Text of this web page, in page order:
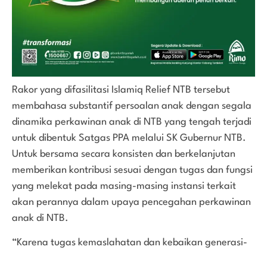
Rakor yang difasilitasi Islamiq Relief NTB tersebut
membahasa substantif persoalan anak dengan segala
dinamika perkawinan anak di NTB yang tengah terjadi
untuk dibentuk Satgas PPA melalui SK Gubernur NTB.
Untuk bersama secara konsisten dan berkelanjutan
memberikan kontribusi sesuai dengan tugas dan fungsi
yang melekat pada masing-masing instansi terkait
akan perannya dalam upaya pencegahan perkawinan
anak di NTB.
“Karena tugas kemaslahatan dan kebaikan generasi-